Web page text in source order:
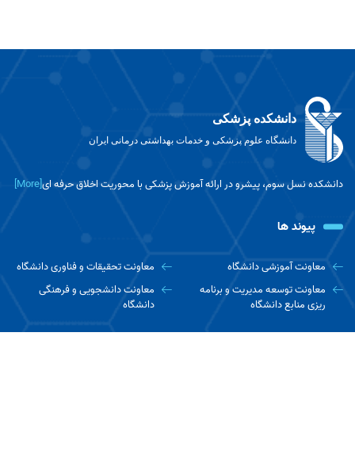
دانشکده پزشکی
دانشگاه علوم پزشکی و خدمات بهداشتی درمانی ایران
دانشکده نسل سوم، پیشرو در ارائه آموزش پزشکی با محوریت اخلاق حرفه ای[More]
پیوند ها
معاونت آموزشی دانشگاه
معاونت تحقیقات و فناوری دانشگاه
معاونت توسعه مدیریت و برنامه
ریزی منابع دانشگاه
معاونت دانشجویی و فرهنگی
دانشگاه